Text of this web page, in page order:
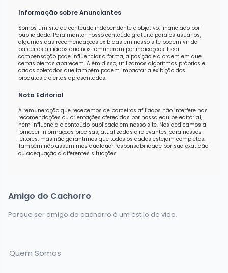
Informação sobre Anunciantes
Somos um site de conteúdo independente e objetivo, financiado por
publicidade. Para manter nosso conteúdo gratuito para os usuários,
algumas das recomendações exibidas em nosso site podem vir de
parceiros afiliados que nos remuneram por indicações. Essa
compensação pode influenciar a forma, a posição e a ordem em que
certas ofertas aparecem. Além disso, utilizamos algoritmos próprios e
dados coletados que também podem impactar a exibição dos
produtos e ofertas apresentados.
Nota Editorial
A remuneração que recebemos de parceiros afiliados não interfere nas
recomendações ou orientações oferecidas por nossa equipe editorial,
nem influencia o conteúdo publicado em nosso site. Nos dedicamos a
fornecer informações precisas, atualizadas e relevantes para nossos
leitores, mas não garantimos que todos os dados estejam completos.
Também não assumimos qualquer responsabilidade por sua exatidão
ou adequação a diferentes situações.
Amigo do Cachorro
Porque ser amigo do cachorro é um estilo de vida.
Quem Somos